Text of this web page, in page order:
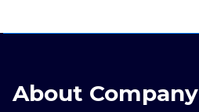
About Company